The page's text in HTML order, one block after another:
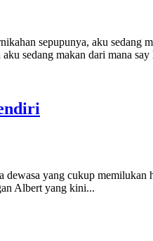
sepupunya, aku
sedang makan dari mana
yang cukup
Albert yang kini...